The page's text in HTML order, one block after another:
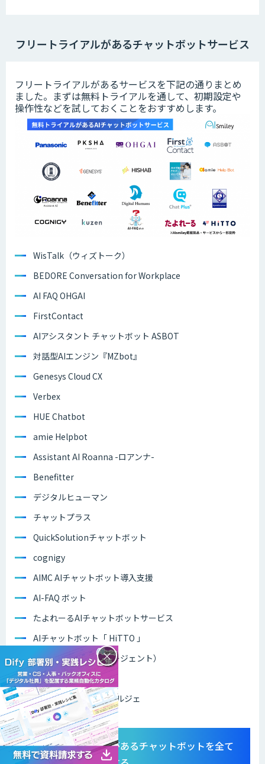
フリートライアルがあるチャットボットサービス
フリートライアルがあるサービスを下記の通りまとめ
ました。まずは無料トライアルを通して、初期設定や
操作性などを試しておくことをおすすめします。
WisTalk（ウィズトーク）
BEDORE Conversation for Workplace
AI FAQ OHGAI
FirstContact
AIアシスタント チャットボット ASBOT
対話型AIエンジン『MZbot』
Genesys Cloud CX
Verbex
HUE Chatbot
amie Helpbot
Assistant AI Roanna -ロアンナ-
Benefitter
デジタルヒューマン
チャットプラス
QuickSolutionチャットボット
cognigy
AIMC AIチャットボット導入支援
AI-FAQ ボット
たよれーるAIチャットボットサービス
AIチャットボット「 HiTTO 」
mobiAgent（モビエージェント）
ObotAI
オンライン・コンシェルジェ
無料トライアルがあるチャットボットを全て
×